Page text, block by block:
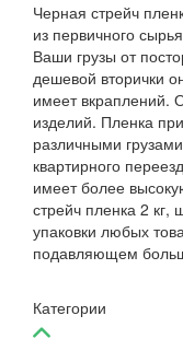
Черная стрейч
из первичного
Ваши грузы от
дешевой вторички
имеет вкраплений.
изделий. Пленка
различными
квартирного
имеет более
стрейч пленка 2
упаковки любых
подавляющем
Категории